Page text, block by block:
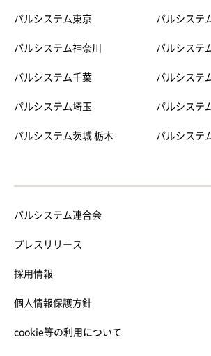
パルシステム東京
パルシステム神奈川
パルシステム千葉
パルシステム埼玉
パルシステム茨城 栃木
パルシステ
パルシステ
パルシステ
パルシステ
パルシステ
パルシステム連合会
プレスリリース
採用情報
個人情報保護方針
cookie等の利用について